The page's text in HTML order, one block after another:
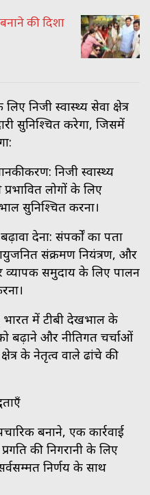
की दिशा
निजी स्वास्थ्य सेवा क्षेत्र
सुनिश्चित करेगा, जिसमें
निजी स्वास्थ्य
लोगों के लिए
सुनिश्चित करना।
देना: संपर्कों का पता
संक्रमण नियंत्रण, और
व्यापक समुदाय के लिए पालन
भारत में टीबी देखभाल के
बढ़ाने और नीतिगत चर्चाओं
के नेतृत्व वाले ढांचे की
बनाने, एक कार्रवाई
की निगरानी के लिए
निर्णय के साथ